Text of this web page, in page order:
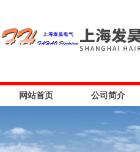
网站首页 公司简介